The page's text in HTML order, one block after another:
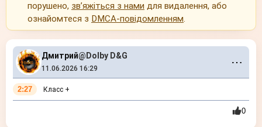
порушено, зв’яжіться з нами для видалення, або
ознайомтеся з DMCA-повідомленням.
Дмитрий@Dolby D&G
11.06.2026 16:29 ⋯
2:27 Класс +
0